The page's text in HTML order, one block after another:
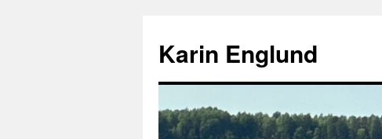
innehåll
Karin Englund